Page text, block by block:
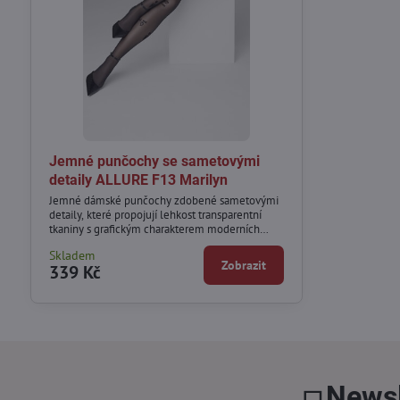
Jemné punčochy se sametovými
detaily ALLURE F13 Marilyn
Jemné dámské punčochy zdobené sametovými
detaily, které propojují lehkost transparentní
tkaniny s grafickým charakterem moderních
Skladem
339 Kč Zobrazit